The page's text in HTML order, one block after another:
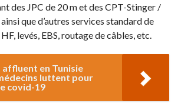
des JPC de 20 m et des CPT-Stinger /
que d’autres services standard de
levés, EBS, routage de câbles, etc.
en Tunisie
luttent pour
covid-19